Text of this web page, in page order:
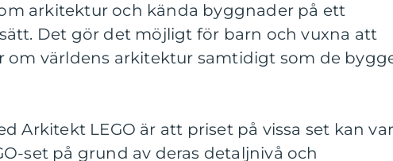
arkitektur och kända byggnader på ett
Det gör det möjligt för barn och vuxna att
om världens arkitektur samtidigt som de
Arkitekt LEGO är att priset på vissa set kan
set på grund av deras detaljnivå och